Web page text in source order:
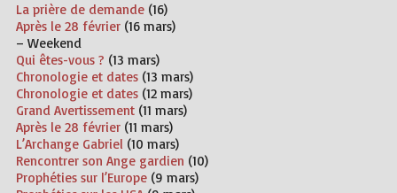
La prière de demande(16)
Après le 28 février(16 mars)
– Weekend
Qui êtes-vous ? (13 mars)
Chronologie et dates(13 mars)
Chronologie et dates(12 mars)
Grand Avertissement(11 mars)
Après le 28 février(11 mars)
L’Archange Gabriel (10 mars)
Rencontrer son Ange gardien (10)
Prophéties sur l’Europe(9 mars)